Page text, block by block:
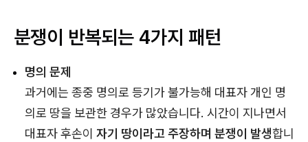
분쟁이 반복되는 4가지 패턴
명의 문제
과거에는 종중 명의로 등기가 불가능해 대표자 개인 명
의로 땅을 보관한 경우가 많았습니다. 시간이 지나면서
대표자 후손이 자기 땅이라고 주장하며 분쟁이 발생합니